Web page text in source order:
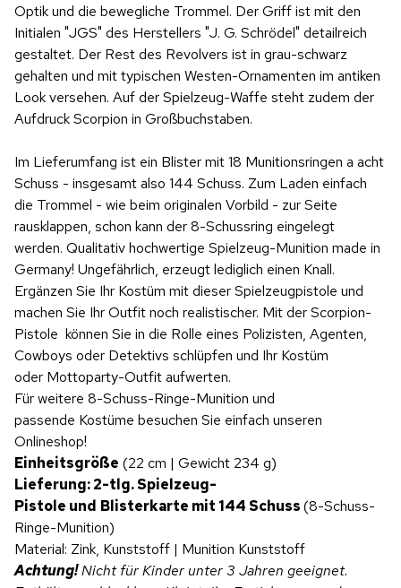
Optik und die bewegliche Trommel. Der Griff ist mit den
Initialen "JGS" des Herstellers "J. G. Schrödel" detailreich
gestaltet. Der Rest des Revolvers ist in grau-schwarz
gehalten und mit typischen Westen-Ornamenten im antiken
Look versehen. Auf der Spielzeug-Waffe steht zudem der
Aufdruck Scorpion in Großbuchstaben.
Im Lieferumfang ist ein Blister mit 18 Munitionsringen a acht
Schuss - insgesamt also 144 Schuss. Zum Laden einfach
die Trommel - wie beim originalen Vorbild - zur Seite
rausklappen, schon kann der 8-Schussring eingelegt
werden. Qualitativ hochwertige Spielzeug-Munition made in
Germany! Ungefährlich, erzeugt lediglich einen Knall.
Ergänzen Sie Ihr Kostüm mit dieser Spielzeugpistole und
machen Sie Ihr Outfit noch realistischer. Mit der Scorpion-
Pistole können Sie in die Rolle eines Polizisten, Agenten,
Cowboys oder Detektivs schlüpfen und Ihr Kostüm
oder Mottoparty-Outfit aufwerten.
Für weitere 8-Schuss-Ringe-Munition und
passende Kostüme besuchen Sie einfach unseren
Onlineshop!
Einheitsgröße (22 cm | Gewicht 234 g)
Lieferung: 2-tlg. Spielzeug-
Pistole und Blisterkarte mit 144 Schuss(8-Schuss-
Ringe-Munition)
Material: Zink, Kunststoff | Munition Kunststoff
Achtung!Nicht für Kinder unter 3 Jahren geeignet.